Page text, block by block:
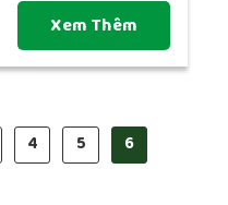
Xem Thêm
4 5 6